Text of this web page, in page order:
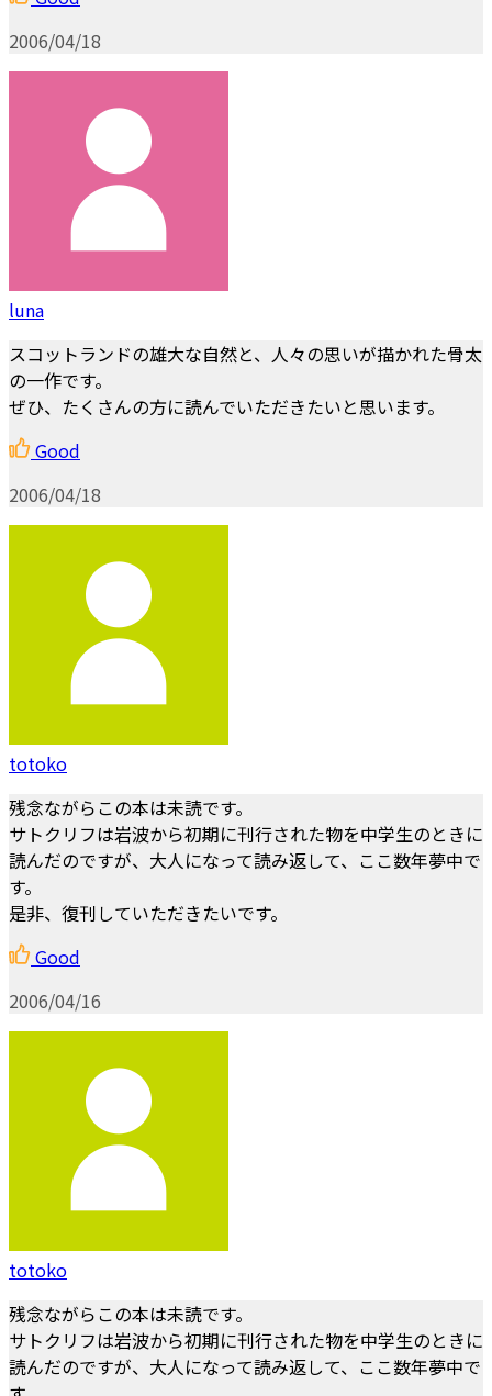
2006/04/18
luna
スコットランドの雄大な自然と、人々の思いが描かれた骨太
の一作です。
ぜひ、たくさんの方に読んでいただきたいと思います。
Good
2006/04/18
totoko
残念ながらこの本は未読です。
サトクリフは岩波から初期に刊行された物を中学生のときに
読んだのですが、大人になって読み返して、ここ数年夢中で
す。
是非、復刊していただきたいです。
Good
2006/04/16
totoko
残念ながらこの本は未読です。
サトクリフは岩波から初期に刊行された物を中学生のときに
読んだのですが、大人になって読み返して、ここ数年夢中で